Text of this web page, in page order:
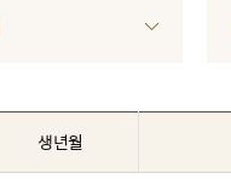
생년월